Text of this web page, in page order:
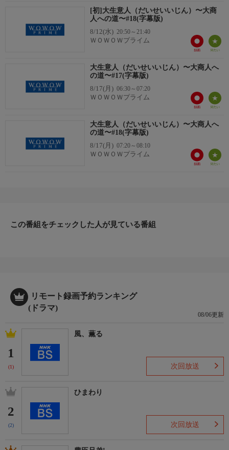
ー・ヤーウェン、シアン・ハンジー、ウー・ユエ
[初]大生意人（だいせいいじん）〜大商
人への道〜#18(字幕版)
8/12(水) 20:50～21:40
ＷＯＷＯＷプライム
大生意人（だいせいいじん）〜大商人へ
の道〜#17(字幕版)
8/17(月) 06:30～07:20
ＷＯＷＯＷプライム
大生意人（だいせいいじん）〜大商人へ
の道〜#18(字幕版)
8/17(月) 07:20～08:10
ＷＯＷＯＷプライム
この番組をチェックした人が見ている番組
リモート録画予約ランキング
(ドラマ)
08/06更新
1
(1)
風、薫る
次回放送
2
(2)
ひまわり
次回放送